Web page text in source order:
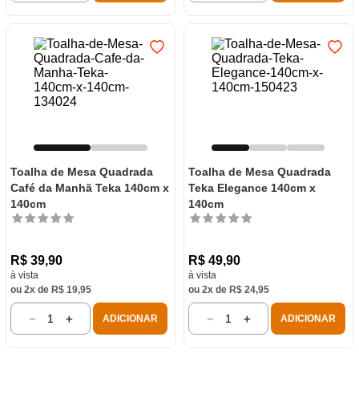
Toalha de Mesa Quadrada
Café da Manhã Teka 140cm x
140cm
R$ 39,90
à vista
ou 2x de R$ 19,95
＋
－ ADICIONAR
Toalha de Mesa Quadrada
Teka Elegance 140cm x
140cm
R$ 49,90
à vista
ou 2x de R$ 24,95
＋
－ ADICIONAR